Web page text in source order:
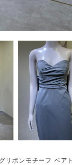
リボンモチーフ ベ